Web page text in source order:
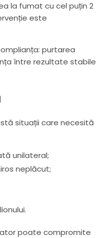
la fumat cu cel puțin 2
este
purtarea
între rezultate stabile
situații care necesită
unilateral;
neplăcut;
poate compromite